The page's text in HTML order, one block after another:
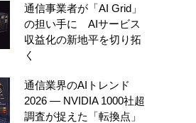
通信事業者が「AI Grid」
の担い手に AIサービス
収益化の新地平を切り拓
く
通信業界のAIトレンド
2026 ― NVIDIA 1000社超
調査が捉えた「転換点」